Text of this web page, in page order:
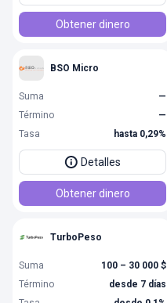
Obtener dinero
BSO Micro
Suma
—
Término
—
Tasa
hasta 0,29%
Detalles
Obtener dinero
TurboPeso
Suma
100 – 30 000 $
Término
desde 7 días